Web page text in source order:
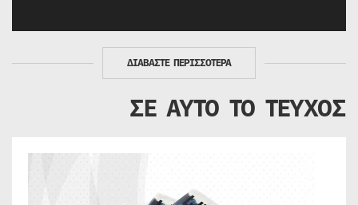
ΔΙΑΒΑΣΤΕ ΠΕΡΙΣΣΟΤΕΡΑ
ΣΕ ΑΥΤΟ ΤΟ ΤΕΥΧΟΣ